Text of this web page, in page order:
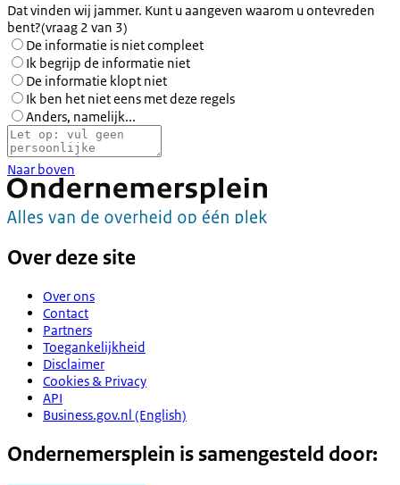
Dat vinden wij jammer. Kunt u aangeven waarom u ontevreden
bent?(vraag 2 van 3)
De informatie is niet compleet
Ik begrijp de informatie niet
De informatie klopt niet
Ik ben het niet eens met deze regels
Anders, namelijk...
Naar boven
Over deze site
Over ons
Contact
Partners
Toegankelijkheid
Disclaimer
Cookies & Privacy
API
Business.gov.nl (English)
Ondernemersplein is samengesteld door: